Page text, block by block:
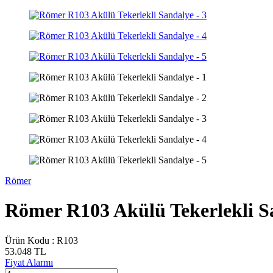
Römer
Römer R103 Akülü Tekerlekli
Ürün Kodu : R103
53.048 TL
Fiyat Alarmı